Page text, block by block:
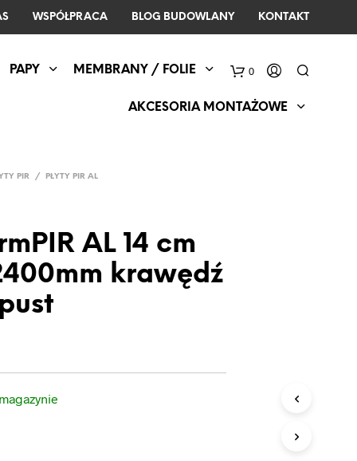
WSPÓŁPRACA BLOG BUDOWLANY KONTAKT
0
PAPY MEMBRANY / FOLIE
AKCESORIA MONTAŻOWE
PIR / PŁYTY PIR AL
AL 14 cm
krawędź